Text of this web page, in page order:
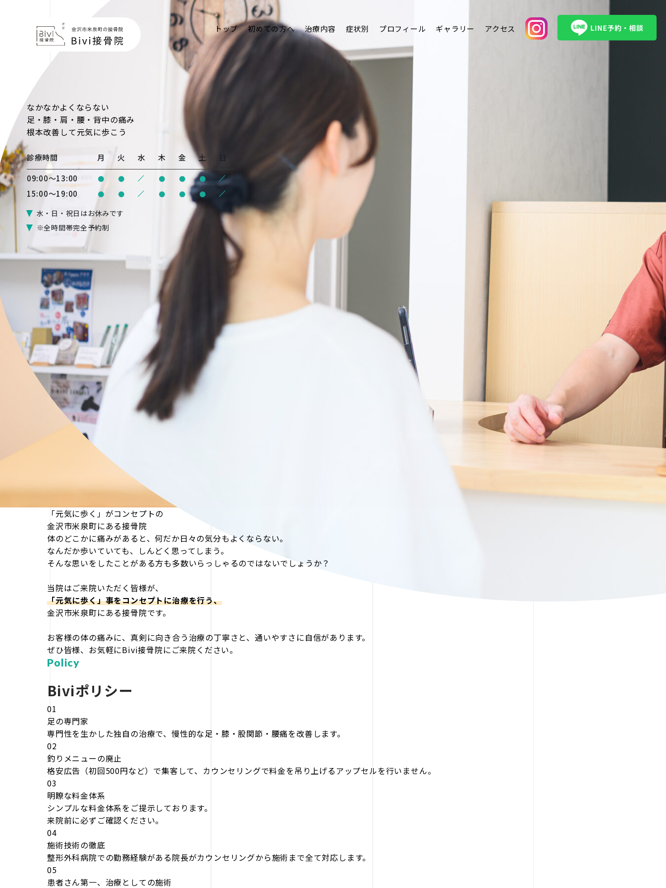
トップ 初めての方へ 治療内容 症状別 プロフィール ギャラリー アクセス
なかなかよくならない
足・膝・肩・腰・背中の痛み
根本改善 して元気に歩こう
診療時間 月 火 水 木 金 土
日
09:00〜13:00
● ● / ● ● ● /
15:00〜19:00 ● ● / ● ● ● /
水・日・祝日はお休みです
※全時間帯完全予約制
「元気に歩く」がコンセプトの
金沢市米泉町にある接骨院
体のどこかに痛みがあると、何だか日々の気分もよくならない。
なんだか歩いていても、しんどく思ってしまう。
そんな思いをしたことがある方も多数いらっしゃるのではないでしょうか？
当院はご来院いただく皆様が、
「元気に歩く」事をコンセプトに治療を行う、
金沢市米泉町にある接骨院です。
お客様の体の痛みに、真剣に向き合う治療の丁寧さと、通いやすさに自信があります。
ぜひ皆様、お気軽にBivi接骨院にご来院ください。
Policy
Biviポリシー
01
足の専門家
専門性を生かした独自の治療で、慢性的な足・膝・股関節・腰痛を改善します。
02
釣りメニューの廃止
格安広告（初回500円など）で集客して、カウンセリングで料金を吊り上げるアップセルを行いません。
03
明瞭な料金体系
シンプルな料金体系をご提示しております。
来院前に必ずご確認ください。
04
施術技術の徹底
整形外科病院での勤務経験がある院長がカウンセリングから施術まで全て対応します。
05
患者さん第一、治療としての施術